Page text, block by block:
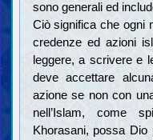
sono generali ed
Ciò significa che ogni
credenze ed azioni
leggere, a scrivere e
deve accettare
azione se non con
nell’Islam, come
Khorasani, possa